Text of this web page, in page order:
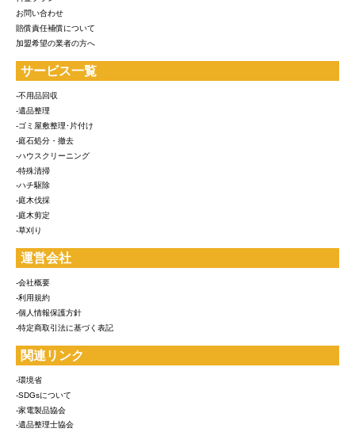
お問い合わせ
賠償責任補償について
加盟希望の業者の方へ
サービス一覧
-不用品回収
-遺品整理
-ゴミ屋敷整理･片付け
-庭石処分・撤去
-ハウスクリーニング
-特殊清掃
-ハチ駆除
-庭木伐採
-庭木剪定
-草刈り
運営会社
-会社概要
-利用規約
-個人情報保護方針
-特定商取引法に基づく表記
関連リンク
-環境省
-SDGsについて
-家電製品協会
-遺品整理士協会